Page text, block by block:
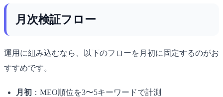
月次検証フロー
運用に組み込むなら、以下のフローを月初に固定するのがお
すすめです。
月初 ：MEO順位を3〜5キーワードで計測